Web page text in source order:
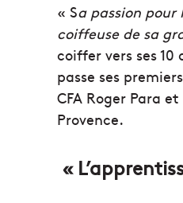
« Sa passion
coiffeuse de sa
coiffer vers ses
passe ses
CFA Roger Para
Provence.
«